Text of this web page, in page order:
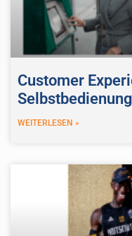
Customer
WEITERLESEN »